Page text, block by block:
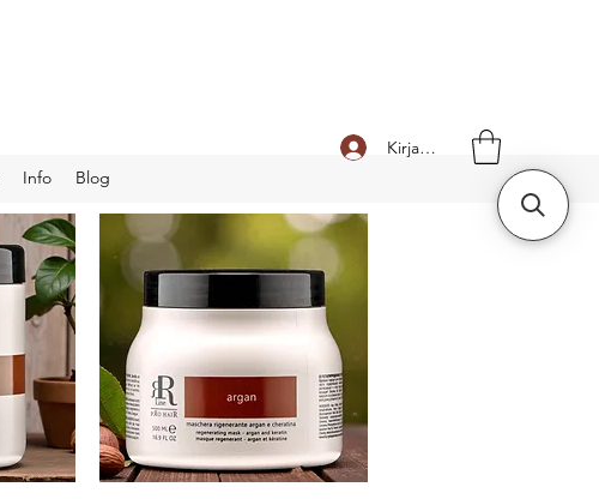
Kirjaudu
Info Blog